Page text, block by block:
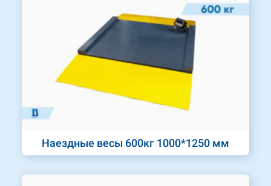
Наездные весы 600кг 1000*1250 мм